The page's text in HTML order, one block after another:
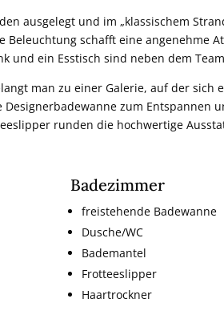
ausgelegt und im „klassischem
schafft eine angenehme
und ein Esstisch sind neben dem
man zu einer Galerie, auf der
zum Entspannen
runden die hochwertige
Badezimmer
freistehende Badewanne
Dusche/WC
Bademantel
Frotteeslipper
Haartrockner